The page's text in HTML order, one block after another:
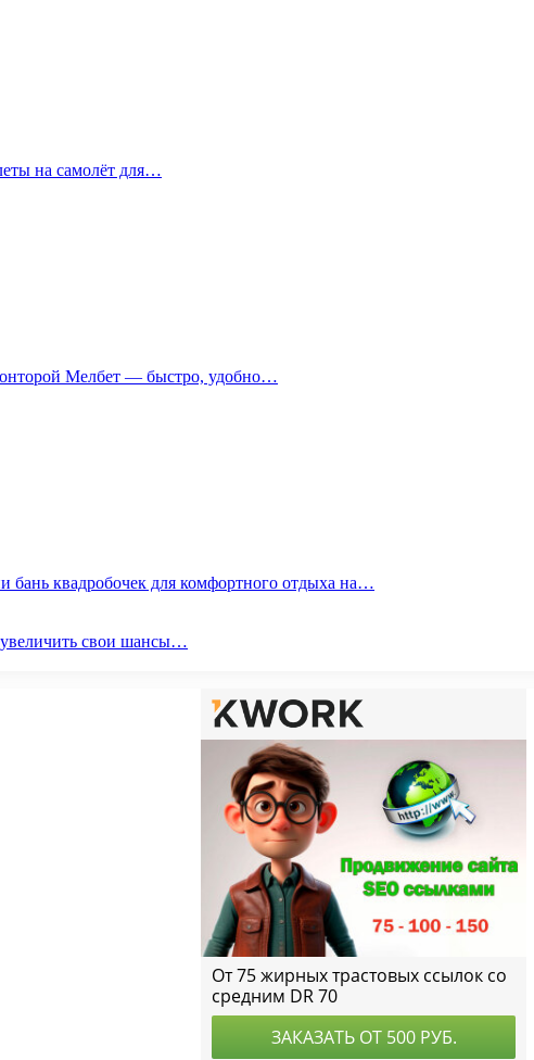
на самолёт для…
Мелбет — быстро, удобно…
бань квадробочек для комфортного отдыха на…
свои шансы…